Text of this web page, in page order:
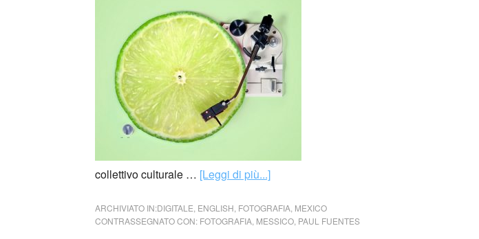
collettivo culturale … [Leggi di più...]
ARCHIVIATO IN:DIGITALE ENGLISH FOTOGRAFIA MEXICO
CONTRASSEGNATO CON: FOTOGRAFIA MESSICO PAUL FUENTES